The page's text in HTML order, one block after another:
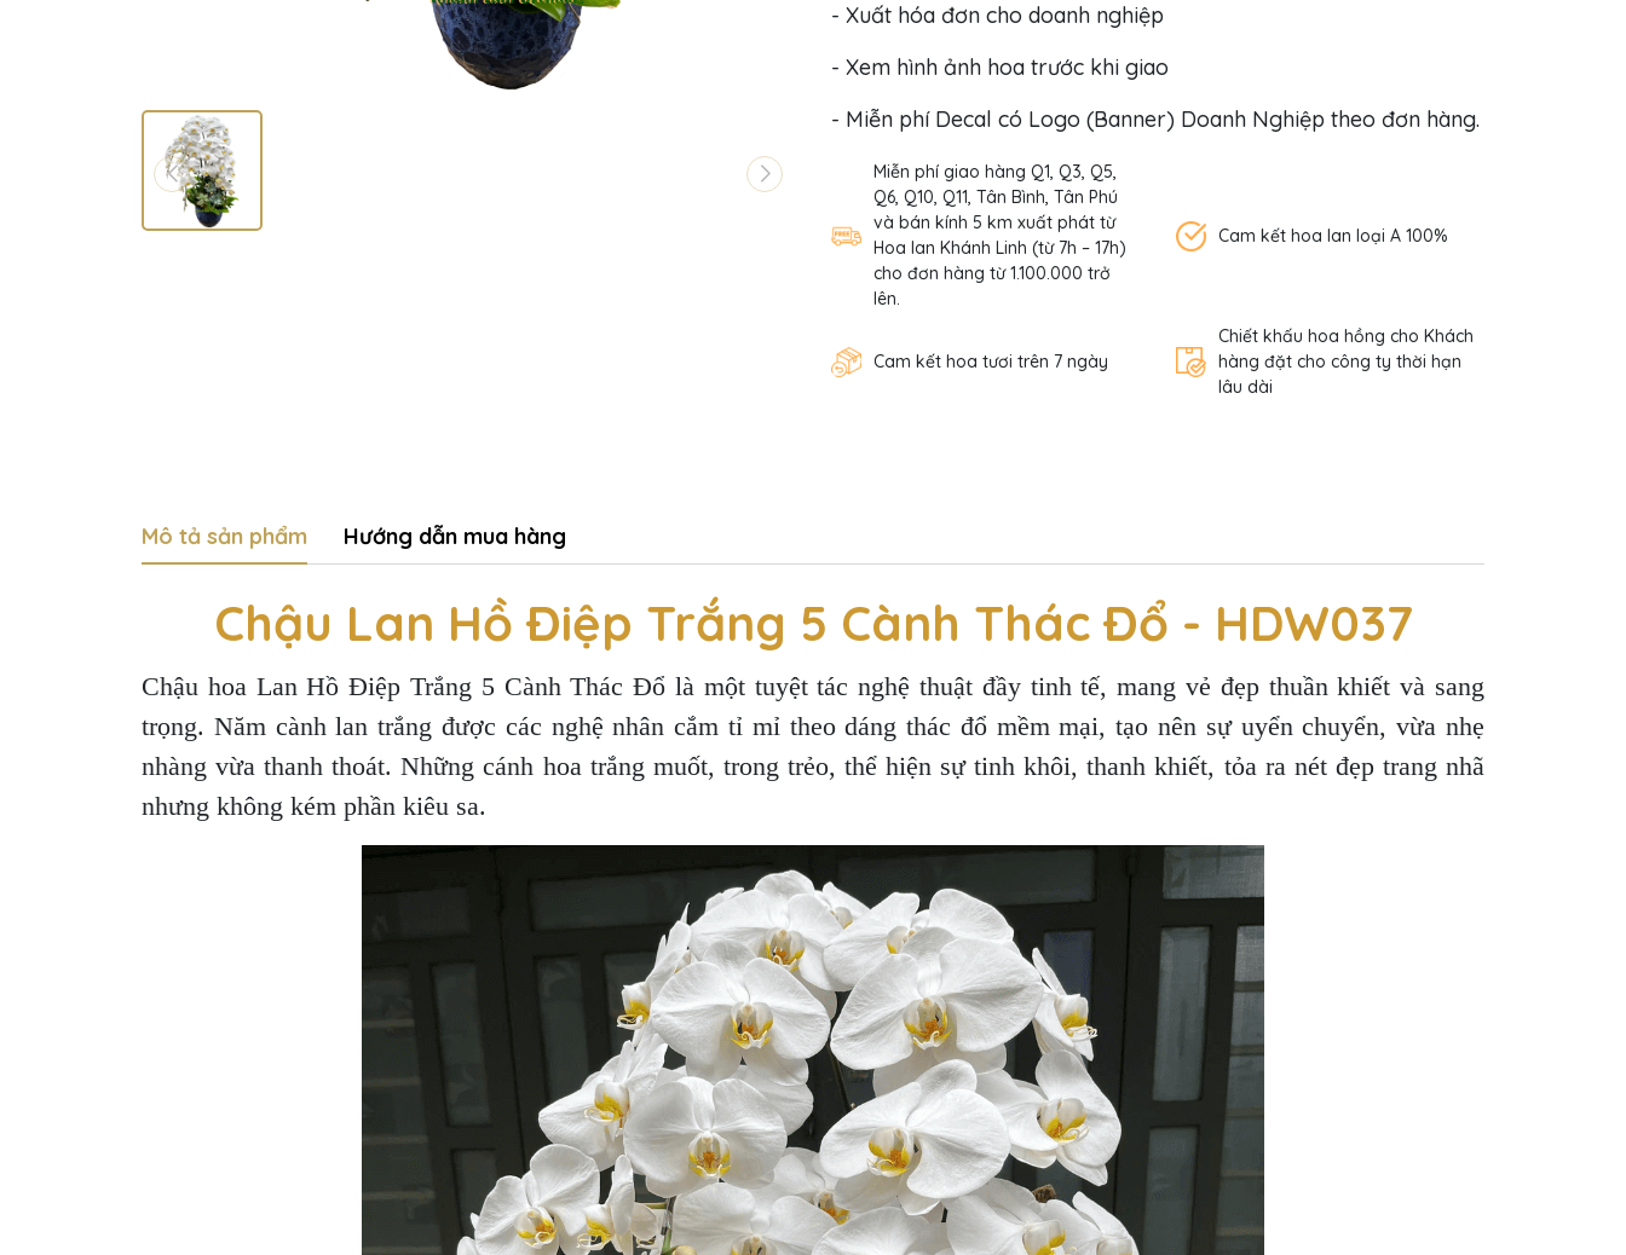
- Xuất hóa đơn cho doanh nghiệp
- Xem hình ảnh hoa trước khi giao
- Miễn phí Decal có Logo (Banner) Doanh Nghiệp theo đơn hàng.
Miễn phí giao hàng Q1, Q3, Q5,
Q6, Q10, Q11, Tân Bình, Tân Phú
và bán kính 5 km xuất phát từ
Hoa lan Khánh Linh (từ 7h – 17h)
cho đơn hàng từ 1.100.000 trở
lên.
Cam kết hoa lan loại A 100%
Cam kết hoa tươi trên 7 ngày
Chiết khấu hoa hồng cho Khách
hàng đặt cho công ty thời hạn
lâu dài
Mô tả sản phẩm Hướng dẫn mua hàng
Chậu Lan Hồ Điệp Trắng 5 Cành Thác Đổ - HDW037
Chậu hoa Lan Hồ Điệp Trắng 5 Cành Thác Đổ là một tuyệt tác nghệ thuật đầy tinh tế, mang vẻ đẹp thuần khiết và sang
trọng. Năm cành lan trắng được các nghệ nhân cắm tỉ mỉ theo dáng thác đổ mềm mại, tạo nên sự uyển chuyển, vừa nhẹ
nhàng vừa thanh thoát. Những cánh hoa trắng muốt, trong trẻo, thể hiện sự tinh khôi, thanh khiết, tỏa ra nét đẹp trang nhã
nhưng không kém phần kiêu sa.